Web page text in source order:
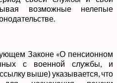
возможные нелепые
Законе «О пенсионном
с военной службы, и
выше) указывается, что